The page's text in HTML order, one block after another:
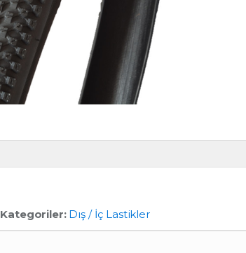
Kategoriler: Dış / İç Lastikler